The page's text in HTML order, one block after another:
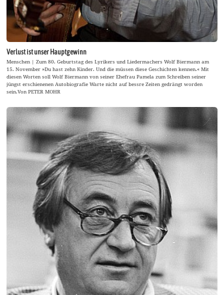
Verlust ist unser Hauptgewinn
Menschen | Zum 80. Geburtstag des Lyrikers und Liedermachers Wolf Biermann am
15. November »Du hast zehn Kinder. Und die müssen diese Geschichten kennen.« Mit
diesen Worten soll Wolf Biermann von seiner Ehefrau Pamela zum Schreiben seiner
jüngst erschienenen Autobiografie Warte nicht auf bessre Zeiten gedrängt worden
sein.Von PETER MOHR